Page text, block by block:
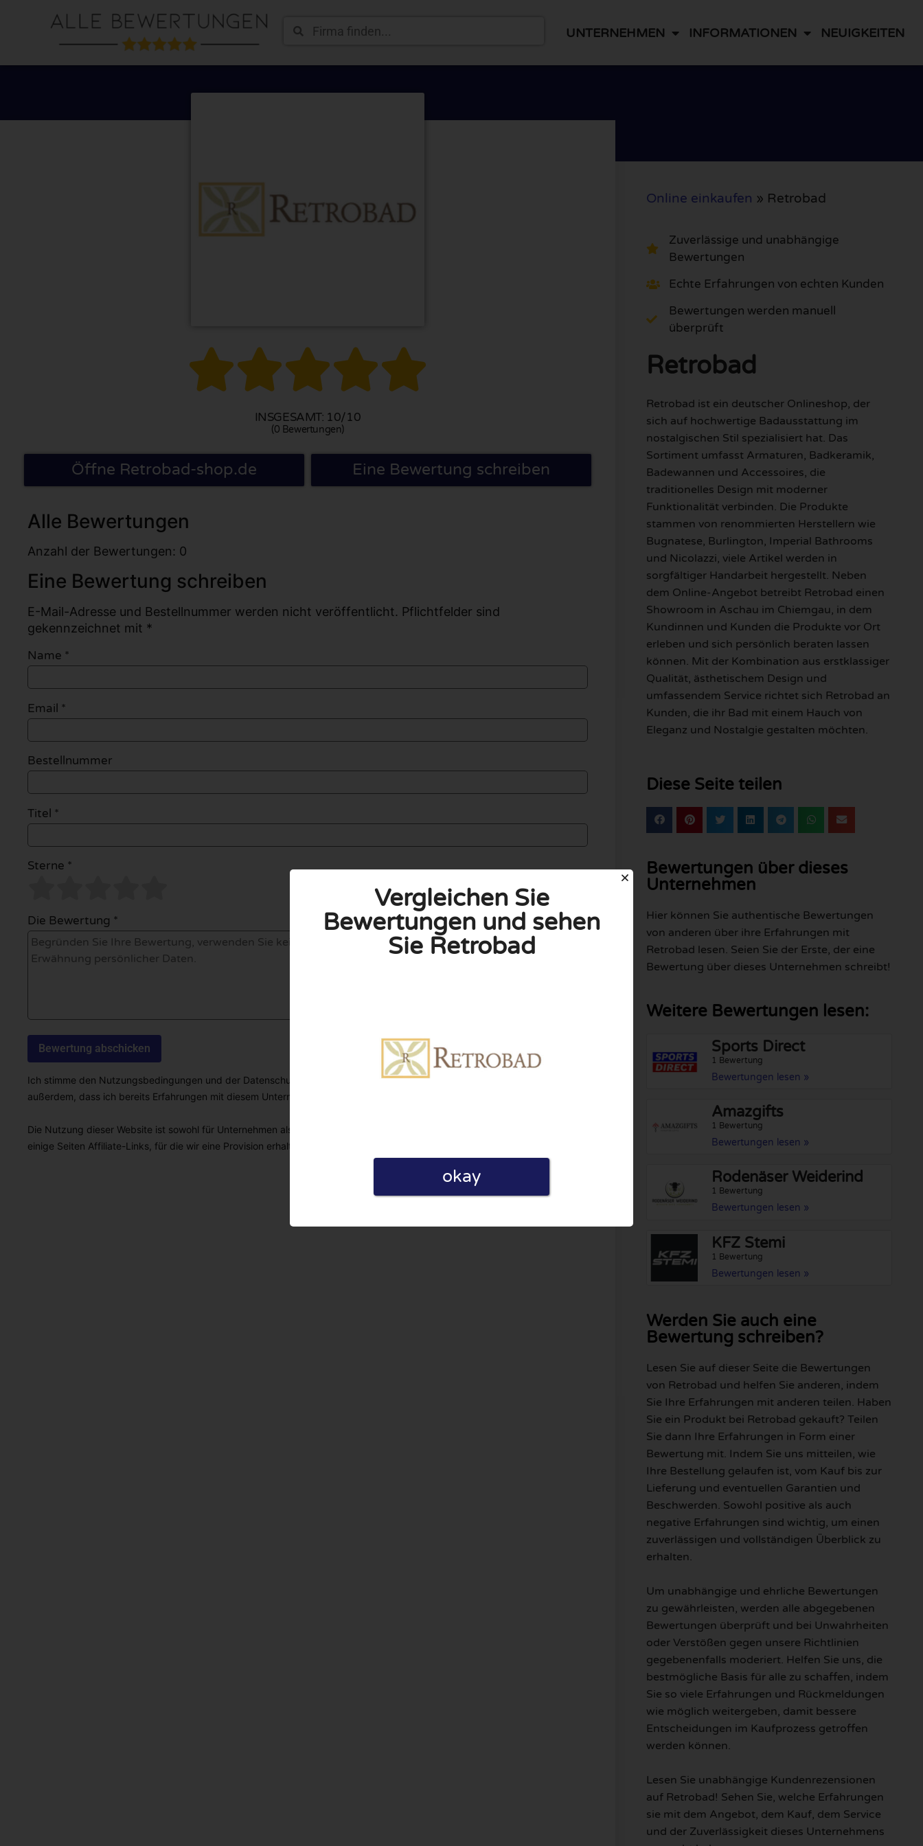
UNTERNEHMEN INFORMATIONEN NEUIGKEITEN

INSGESAMT: 10/10
(0 Bewertungen)
Öffne Retrobad-shop.de Eine Bewertung schreiben
Alle Bewertungen
Anzahl der Bewertungen: 0
Eine Bewertung schreiben
E-Mail-Adresse und Bestellnummer werden nicht veröffentlicht. Pflichtfelder sind
gekennzeichnet mit *
Name *
Email *
Bestellnummer
Titel *
Sterne *
Die Bewertung *
Ich stimme den Nutzungsbedingungen und der Datenschutzrichtlinie zu, indem ich diese Bewertung abgebe. Ich erkläre
außerdem, dass ich bereits Erfahrungen mit diesem Unternehmen gemacht habe.
Die Nutzung dieser Website ist sowohl für Unternehmen als auch für Nutzer völlig kostenlos. Aus diesem Grund enthalten
einige Seiten Affiliate-Links, für die wir eine Provision erhalten können.
Online einkaufen » Retrobad
Zuverlässige und unabhängige
Bewertungen
Echte Erfahrungen von echten Kunden
Bewertungen werden manuell
überprüft
Retrobad
Retrobad ist ein deutscher Onlineshop, der
sich auf hochwertige Badausstattung im
nostalgischen Stil spezialisiert hat. Das
Sortiment umfasst Armaturen, Badkeramik,
Badewannen und Accessoires, die
traditionelles Design mit moderner
Funktionalität verbinden. Die Produkte
stammen von renommierten Herstellern wie
Bugnatese, Burlington, Imperial Bathrooms
und Nicolazzi, viele Artikel werden in
sorgfältiger Handarbeit hergestellt. Neben
dem Online-Angebot betreibt Retrobad einen
Showroom in Aschau im Chiemgau, in dem
Kundinnen und Kunden die Produkte vor Ort
erleben und sich persönlich beraten lassen
können. Mit der Kombination aus erstklassiger
Qualität, ästhetischem Design und
umfassendem Service richtet sich Retrobad an
Kunden, die ihr Bad mit einem Hauch von
Eleganz und Nostalgie gestalten möchten.
Diese Seite teilen
Bewertungen über dieses
Unternehmen
Hier können Sie authentische Bewertungen
von anderen über ihre Erfahrungen mit
Retrobad lesen. Seien Sie der Erste, der eine
Bewertung über dieses Unternehmen schreibt!
Weitere Bewertungen lesen:
Sports Direct
1 Bewertung
Bewertungen lesen »
Amazgifts
1 Bewertung
Bewertungen lesen »
Rodenäser Weiderind
1 Bewertung
Bewertungen lesen »
KFZ Stemi
1 Bewertung
Bewertungen lesen »
Werden Sie auch eine
Bewertung schreiben?
Lesen Sie auf dieser Seite die Bewertungen
von Retrobad und helfen Sie anderen, indem
Sie Ihre Erfahrungen mit anderen teilen. Haben
Sie ein Produkt bei Retrobad gekauft? Teilen
Sie dann Ihre Erfahrungen in Form einer
Bewertung mit. Indem Sie uns mitteilen, wie
Ihre Bestellung gelaufen ist, vom Kauf bis zur
Lieferung und eventuellen Garantien und
Beschwerden. Sowohl positive als auch
negative Erfahrungen sind wichtig, um einen
zuverlässigen und vollständigen Überblick zu
erhalten.
Um unabhängige und ehrliche Bewertungen
zu gewährleisten, werden alle abgegebenen
Bewertungen überprüft und bei Unwahrheiten
oder Verstößen gegen unsere Richtlinien
gegebenenfalls moderiert. Helfen Sie uns, die
bestmögliche Basis für alle zu schaffen, indem
Sie so viele Erfahrungen und Rückmeldungen
wie möglich weitergeben, damit bessere
Entscheidungen im Kaufprozess getroffen
werden können.
Lesen Sie unabhängige Kundenrezensionen
auf Retrobad! Sehen Sie, welche Erfahrungen
sie mit dem Angebot, dem Kauf, dem Service
und der Zuverlässigkeit dieses Unternehmens
Vergleichen Sie
Bewertungen und sehen
Sie Retrobad
okay